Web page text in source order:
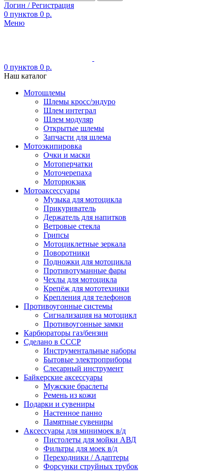
Логин / Регистрация
0 пунктов 0 р.
Меню
0 пунктов 0 р.
Наш каталог
Мотошлемы
Шлемы кросс/эндуро
Шлем интеграл
Шлем модуляр
Открытые шлемы
Запчасти для шлема
Мотоэкипировка
Очки и маски
Мотоперчатки
Моточерепаха
Моторюкзак
Мотоаксессуары
Музыка для мотоцикла
Прикуриватель
Держатель для напитков
Ветровые стекла
Грипсы
Мотоциклетные зеркала
Поворотники
Подножки для мотоцикла
Противотуманные фары
Чехлы для мотоцикла
Крепёж для мототехники
Крепления для телефонов
Противоугонные системы
Сигнализация на мотоцикл
Противоугонные замки
Карбюраторы газ/бензин
Сделано в СССР
Инструментальные наборы
Бытовые электроприборы
Слесарный инструмент
Байкерские аксессуары
Мужские браслеты
Ремень из кожи
Подарки и сувениры
Настенное панно
Памятные сувениры
Аксессуары для минимоек в/д
Пистолеты для мойки АВД
Фильтры для моек в/д
Переходники / Адаптеры
Форсунки струйных трубок